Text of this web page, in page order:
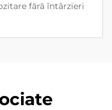
fără întârzieri